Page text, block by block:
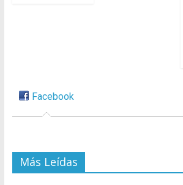
Facebook
Más Leídas